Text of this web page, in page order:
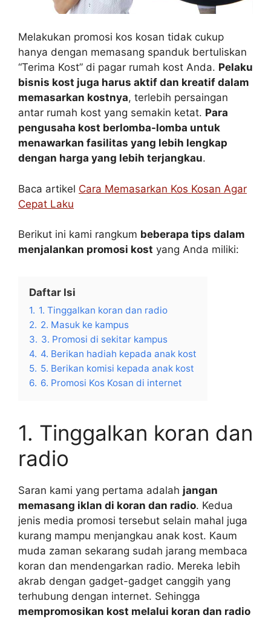
Melakukan promosi kos kosan tidak cukup
hanya dengan memasang spanduk bertuliskan
“Terima Kost” di pagar rumah kost Anda. Pelaku
bisnis kost juga harus aktif dan kreatif dalam
memasarkan kostnya, terlebih persaingan
antar rumah kost yang semakin ketat. Para
pengusaha kost berlomba-lomba untuk
menawarkan fasilitas yang lebih lengkap
dengan harga yang lebih terjangkau.
Baca artikel Cara Memasarkan Kos Kosan Agar
Cepat Laku
Berikut ini kami rangkum beberapa tips dalam
menjalankan promosi kost yang Anda miliki:
Daftar Isi
1. 1. Tinggalkan koran dan radio
2. 2. Masuk ke kampus
3. 3. Promosi di sekitar kampus
4. 4. Berikan hadiah kepada anak kost
5. 5. Berikan komisi kepada anak kost
6. 6. Promosi Kos Kosan di internet
1. Tinggalkan koran dan
radio
Saran kami yang pertama adalah jangan
memasang iklan di koran dan radio. Kedua
jenis media promosi tersebut selain mahal juga
kurang mampu menjangkau anak kost. Kaum
muda zaman sekarang sudah jarang membaca
koran dan mendengarkan radio. Mereka lebih
akrab dengan gadget-gadget canggih yang
terhubung dengan internet. Sehingga
mempromosikan kost melalui koran dan radio